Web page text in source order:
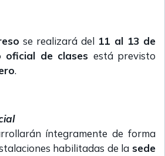
se realizará del 11 al 13 de
oficial de clases está previsto
.
íntegramente de forma
habilitadas de la sede